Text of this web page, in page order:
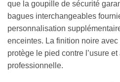
que la goupille de sécurité
bagues interchangeables
personnalisation
enceintes. La finition noire
protège le pied contre l’usure
professionnelle.